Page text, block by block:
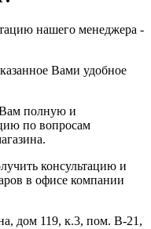
нашего менеджера -
Вами удобное
полную и
по вопросам
консультацию и
в офисе компании
дом 119, к.3, пом. В-21,